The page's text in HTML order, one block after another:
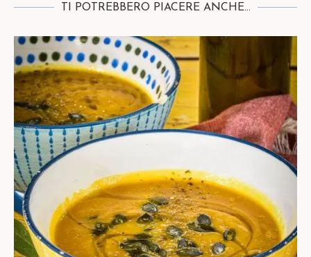
TI POTREBBERO PIACERE ANCHE...